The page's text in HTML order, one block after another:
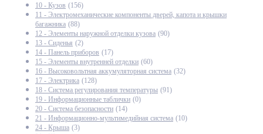
10 - Кузов (156)
11 - Электромеханические компоненты дверей, капота и крышки
багажника (88)
12 - Элементы наружной отделки кузова (90)
13 - Сиденья (2)
14 - Панель приборов (17)
15 - Элементы внутренней отделки (60)
16 - Высоковольтная аккумуляторная система (32)
17 - Электрика (128)
18 - Система регулирования температуры (91)
19 - Информационные таблички (0)
20 - Система безопасности (14)
21 - Информационно-мультимедийная система (10)
24 - Крыша (3)